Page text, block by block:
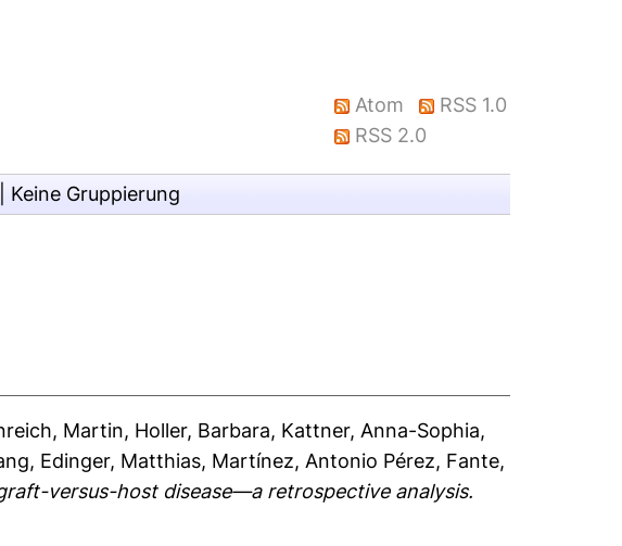
Atom
RSS 1.0
RSS 2.0
Keine Gruppierung
Martin, Holler, Barbara, Kattner, Anna-Sophia,
, Edinger, Matthias, Martínez, Antonio Pérez, Fante,
versus-host disease—a retrospective analysis.